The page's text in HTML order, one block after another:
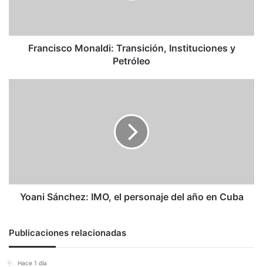
Francisco Monaldi: Transición, Instituciones y
Petróleo
Cuba
Yoani Sánchez: IMO, el personaje del año en Cuba
Publicaciones relacionadas
Hace 1 día